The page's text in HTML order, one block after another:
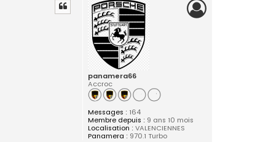
panamera66
Accroc
Messages : 164
Membre depuis : 9 ans 10 mois
Localisation : VALENCIENNES
Panamera : 970.1 Turbo